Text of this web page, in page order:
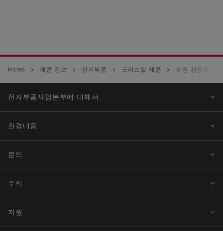
Home 제품 정보 전자부품 크리스탈 제품 수정 진동자
전자부품사업본부에 대해서
환경대응
문의
주의
지원